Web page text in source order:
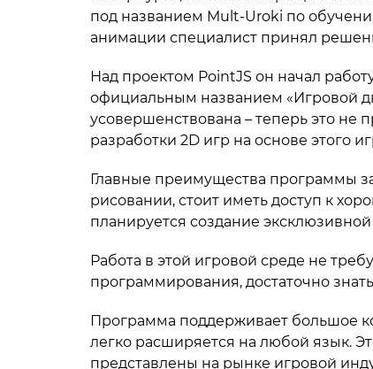
под названием Mult-Uroki по
анимации специалист принял
Над проектом PointJS он начал
официальным названием «Игровой
усовершенствована – теперь это не
разработки 2D игр на основе этого
Главные преимущества программы
рисовании, стоит иметь доступ к
планируется создание
Работа в этой игровой среде не
программирования, достаточно
Программа поддерживает большое
легко расширяется на любой язык.
представлены на рынке игровой